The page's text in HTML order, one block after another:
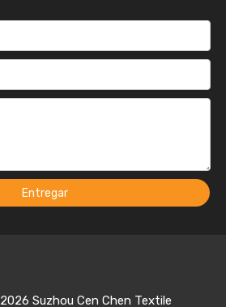
Entregar
2026 Suzhou Cen Chen Textile